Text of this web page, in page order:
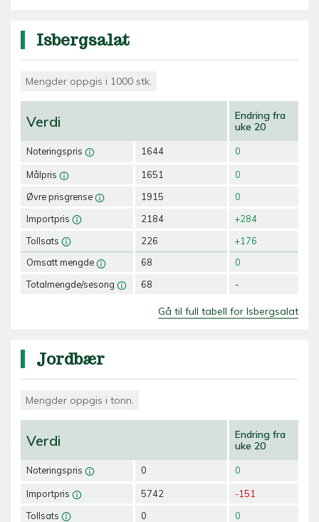
Isbergsalat
Mengder oppgis i 1000 stk.
Verdi
Noteringspris
Målpris
Øvre prisgrense
Importpris
Tollsats
Omsatt mengde
Totalmengde/sesong
1644
1651
1915
2184
226
68
68
Endring fra
uke 20
0
0
0
+284
+176
0
-
Gå til full tabell for Isbergsalat
Jordbær
Mengder oppgis i tonn.
Verdi
Noteringspris
Importpris
Tollsats
0
5742
0
Endring fra
uke 20
0
-151
0